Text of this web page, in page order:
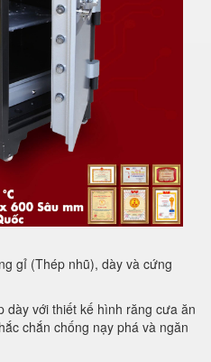
gỉ (Thép nhũ), dày và cứng
dày với thiết kế hình răng cưa ăn
chắn chống nạy phá và ngăn